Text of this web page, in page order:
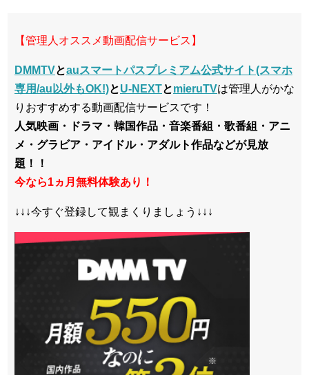
【管理人オススメ動画配信サービス】
DMMTVとauスマートパスプレミアム公式サイト(スマホ
専用/au以外もOK!)とU-NEXTとmieruTVは管理人がかな
りおすすめする動画配信サービスです！
人気映画・ドラマ・韓国作品・音楽番組・歌番組・アニ
メ・グラビア・アイドル・アダルト作品などが見放
題！！
今なら1ヵ月無料体験あり！
↓↓↓今すぐ登録して観まくりましょう↓↓↓